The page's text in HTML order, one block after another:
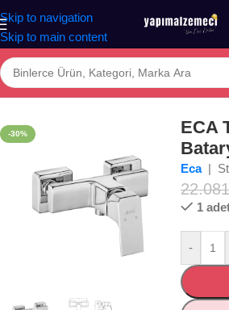
Skip to navigation
Skip to main content
Ana Sayfa/Mağaza/BANYO/ARMATÜR/
-30%
ECA
Eca |
22.081
1
-